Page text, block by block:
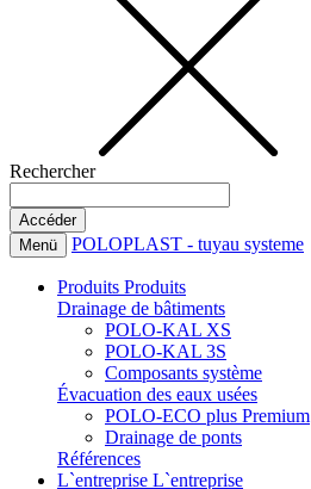
Rechercher
Menü POLOPLAST - tuyau systeme
Produits Produits
Drainage de bâtiments
POLO-KAL XS
POLO-KAL 3S
Composants système
Évacuation des eaux usées
POLO-ECO plus Premium
Drainage de ponts
Références
L`entreprise L`entreprise